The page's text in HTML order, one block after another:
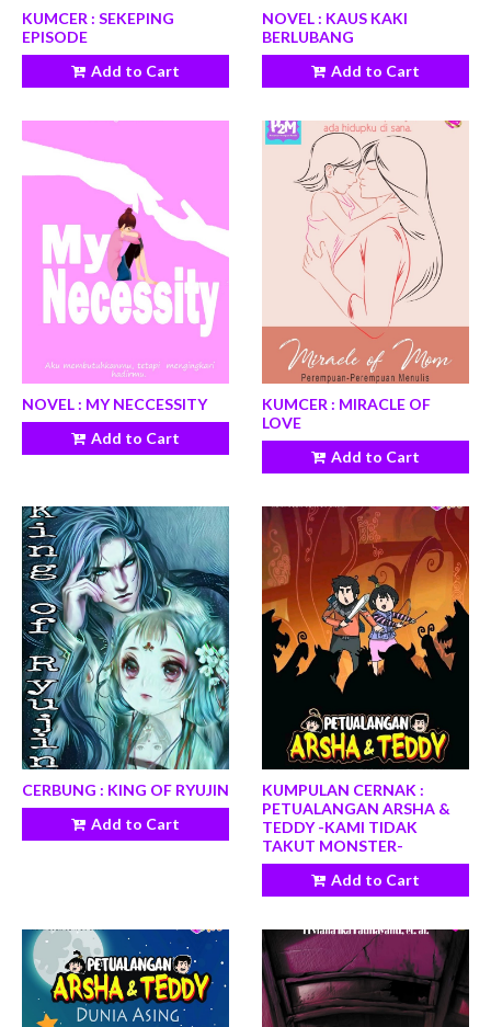
KUMCER : SEKEPING
EPISODE
Add to Cart
NOVEL : KAUS KAKI
BERLUBANG
Add to Cart
NOVEL : MY NECCESSITY
Add to Cart
KUMCER : MIRACLE OF
LOVE
Add to Cart
CERBUNG : KING OF RYUJIN
Add to Cart
KUMPULAN CERNAK :
PETUALANGAN ARSHA &
TEDDY -KAMI TIDAK
TAKUT MONSTER-
Add to Cart